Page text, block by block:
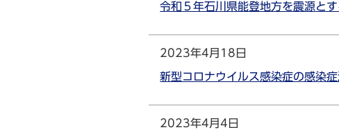
令和５年石川県能登地方を震源と
2023年4月18日
新型コロナウイルス感染症の感染
2023年4月4日